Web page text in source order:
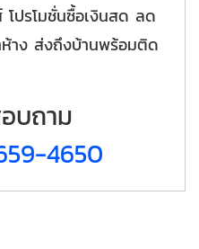
ปรโมชั่นซื้อเงินสด ลด
าง ส่งถึงบ้านพร้อมติด
บถาม
4650